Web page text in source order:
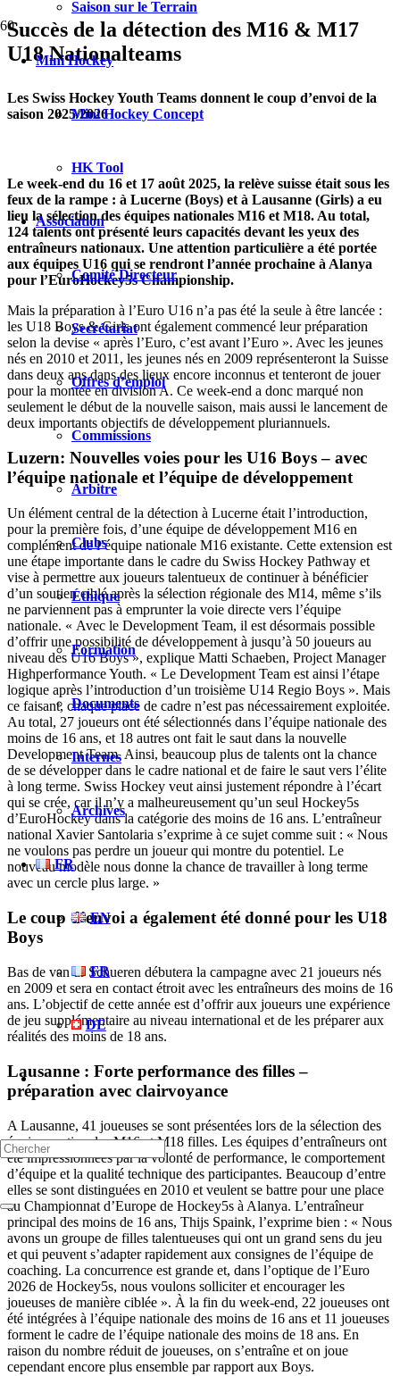
Saison sur le Terrain
Mini Hockey
Mini Hockey Concept
HK Tool
Association
Comité Directeur
Secrétariat
Offres d’emploi
Commissions
Arbitre
Clubs
Éthique
Formation
Documents
Internes
Archives
FR
EN
FR
DE
Succès de la détection des M16 & M17
U18 Nationalteams
Les Swiss Hockey Youth Teams donnent le coup d’envoi de la
saison 2025/2026
Le week-end du 16 et 17 août 2025, la relève suisse était sous les
feux de la rampe : à Lucerne (Boys) et à Lausanne (Girls) a eu
lieu la sélection des équipes nationales M16 et M18. Au total,
124 talents ont présenté leurs capacités devant les yeux des
entraîneurs nationaux. Une attention particulière a été portée
aux équipes U16 qui se rendront l’année prochaine à Alanya
pour l’EuroHockey5s Championship.
Mais la préparation à l’Euro U16 n’a pas été la seule à être lancée :
les U18 Boys & Girls ont également commencé leur préparation
selon la devise « après l’Euro, c’est avant l’Euro ». Avec les jeunes
nés en 2010 et 2011, les jeunes nés en 2009 représenteront la Suisse
dans deux ans dans des lieux encore inconnus et tenteront de jouer
pour la montée en division A. Ce week-end a donc marqué non
seulement le début de la nouvelle saison, mais aussi le lancement de
deux importants objectifs de développement pluriannuels.
Luzern: Nouvelles voies pour les U16 Boys – avec
l’équipe nationale et l’équipe de développement
Un élément central de la détection à Lucerne était l’introduction,
pour la première fois, d’une équipe de développement M16 en
complément de l’équipe nationale M16 existante. Cette extension est
une étape importante dans le cadre du Swiss Hockey Pathway et
vise à permettre aux joueurs talentueux de continuer à bénéficier
d’un soutien ciblé après la sélection régionale des M14, même s’ils
ne parviennent pas à emprunter la voie directe vers l’équipe
nationale. « Avec le Development Team, il est désormais possible
d’offrir une possibilité de développement à jusqu’à 50 joueurs au
niveau des U16 Boys », explique Matti Schaeben, Project Manager
Highperformance Youth. « Le Development Team est ainsi l’étape
logique après l’introduction d’un troisième U14 Regio Boys ». Mais
ce faisant, chaque place de cadre n’est pas nécessairement exploitée.
Au total, 27 joueurs ont été sélectionnés dans l’équipe nationale des
moins de 16 ans, et 18 autres ont fait le saut dans la nouvelle
Development Team. Ainsi, beaucoup plus de talents ont la chance
de se développer dans le cadre national et de faire le saut vers l’élite
à long terme. Swiss Hockey veut ainsi justement répondre à l’écart
qui se crée, car il n’y a malheureusement qu’un seul Hockey5s
d’EuroHockey dans la catégorie des moins de 16 ans. L’entraîneur
national Xavier Santolaria s’exprime à ce sujet comme suit : « Nous
ne voulons pas perdre un joueur qui montre du potentiel. Le
nouveau modèle nous donne la chance de travailler à long terme
avec un cercle plus large. »
Le coup d’envoi a également été donné pour les U18
Boys
Bas de van dr Schueren débutera la campagne avec 21 joueurs nés
en 2009 et sera en contact étroit avec les entraîneurs des moins de 16
ans. L’objectif de cette année est d’offrir aux joueurs une expérience
de jeu supplémentaire au niveau international et de les préparer aux
réalités des moins de 18 ans.
Lausanne : Forte performance des filles –
préparation avec clairvoyance
A Lausanne, 41 joueuses se sont présentées lors de la sélection des
équipes nationales M16 et M18 filles. Les équipes d’entraîneurs ont
été impressionnées par la volonté de performance, le comportement
d’équipe et la qualité technique des participantes. Beaucoup d’entre
elles se sont distinguées en 2010 et veulent se battre pour une place
au Championnat d’Europe de Hockey5s à Alanya. L’entraîneur
principal des moins de 16 ans, Thijs Spaink, l’exprime bien : « Nous
avons un groupe de filles talentueuses qui ont un grand sens du jeu
et qui peuvent s’adapter rapidement aux consignes de l’équipe de
coaching. La concurrence est grande et, dans l’optique de l’Euro
2026 de Hockey5s, nous voulons solliciter et encourager les
joueuses de manière ciblée ». À la fin du week-end, 22 joueuses ont
été intégrées à l’équipe nationale des moins de 16 ans et 11 joueuses
forment le cadre de l’équipe nationale des moins de 18 ans. En
raison du nombre réduit de joueuses, on s’entraîne et on joue
cependant encore plus ensemble par rapport aux Boys.